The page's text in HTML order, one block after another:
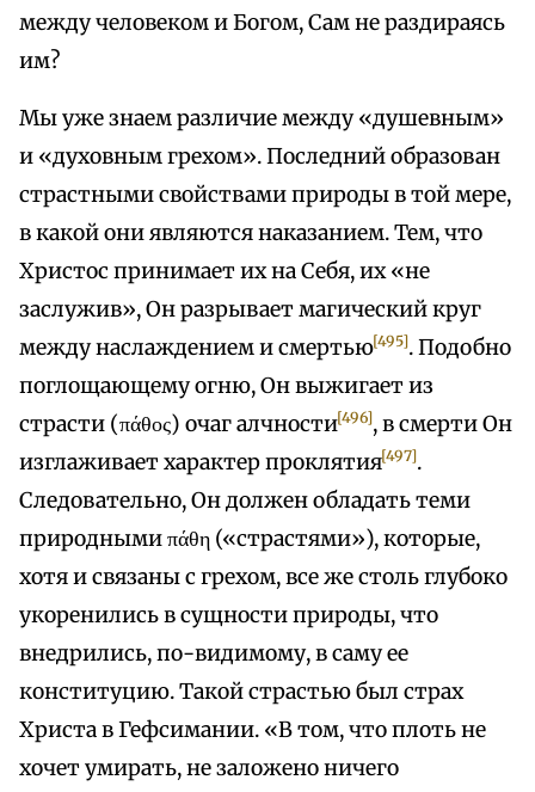
между человеком и Богом, Сам не раздираясь
им?
Мы уже знаем различие между «душевным»
и «духовным грехом». Последний образован
страстными свойствами природы в той мере,
в какой они являются наказанием. Тем, что
Христос принимает их на Себя, их «не
заслужив», Он разрывает магический круг
между наслаждением и смертью[495]. Подобно
поглощающему огню, Он выжигает из
страсти (πάθος) очаг алчности[496], в смерти Он
изглаживает характер проклятия[497].
Следовательно, Он должен обладать теми
природными πάθη («страстями»), которые,
хотя и связаны с грехом, все же столь глубоко
укоренились в сущности природы, что
внедрились, по-видимому, в саму ее
конституцию. Такой страстью был страх
Христа в Гефсимании. «В том, что плоть не
хочет умирать, не заложено ничего